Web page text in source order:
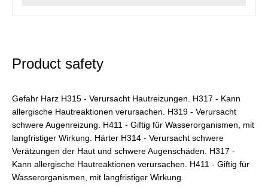
Product safety
Gefahr Harz H315 - Verursacht Hautreizungen. H317 - Kann
allergische Hautreaktionen verursachen. H319 - Verursacht
schwere Augenreizung. H411 - Giftig für Wasserorganismen, mit
langfristiger Wirkung. Härter H314 - Verursacht schwere
Verätzungen der Haut und schwere Augenschäden. H317 -
Kann allergische Hautreaktionen verursachen. H411 - Giftig für
Wasserorganismen, mit langfristiger Wirkung.